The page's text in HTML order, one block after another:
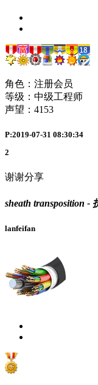
角色：注册会员
等级：中级工程师
声望： 4153
P:2019-07-31 08:30:34
2
谢谢分享
sheath transposition -
lanfeifan